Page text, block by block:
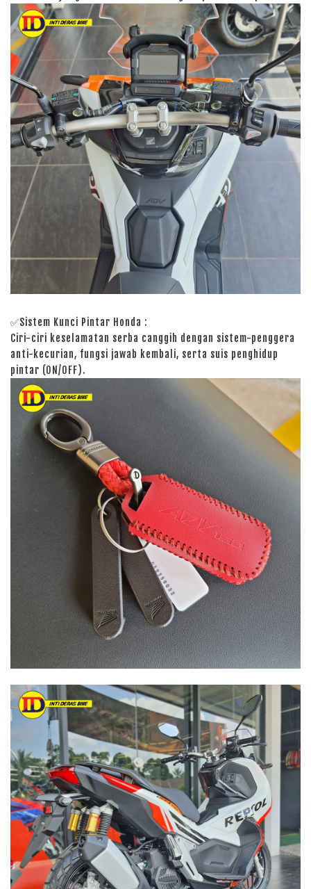
✅Sistem Kunci Pintar Honda :
Ciri-ciri keselamatan serba canggih dengan sistem-penggera
anti-kecurian, fungsi jawab kembali, serta suis penghidup
pintar (ON/OFF).